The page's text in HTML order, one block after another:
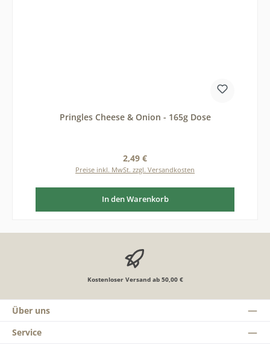
Pringles Cheese & Onion - 165g Dose
Regulärer Preis:
2,49 €
Preise inkl. MwSt. zzgl. Versandkosten
In den Warenkorb
Kostenloser Versand ab 50,00 €
Über uns
Service